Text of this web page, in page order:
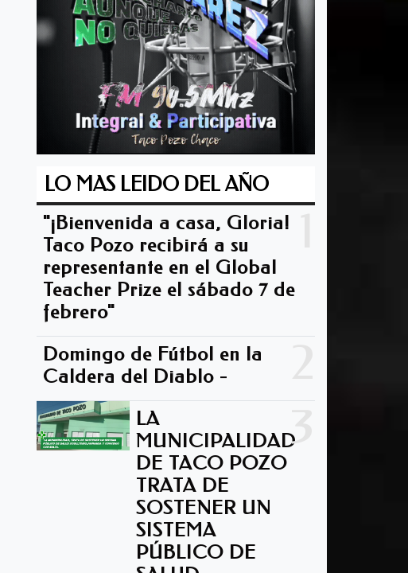
LO MAS LEIDO DEL AÑO
"¡Bienvenida a casa, Gloria!
Taco Pozo recibirá a su
representante en el Global
Teacher Prize el sábado 7 de
febrero"
Domingo de Fútbol en la
Caldera del Diablo -
3
LA
MUNICIPALIDAD
DE TACO POZO
TRATA DE
SOSTENER UN
SISTEMA
PÚBLICO DE